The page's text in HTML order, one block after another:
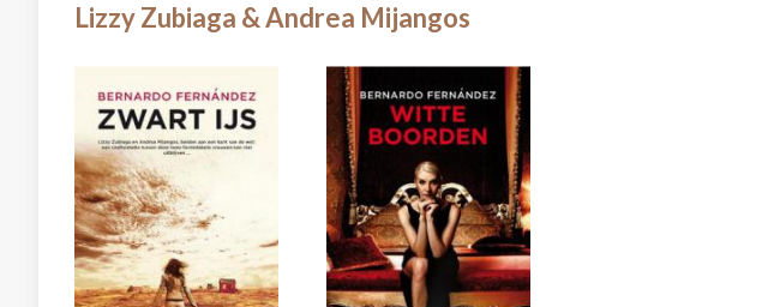
Lizzy Zubiaga & Andrea Mijangos